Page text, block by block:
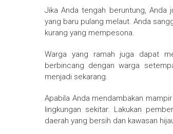
Jika Anda tengah beruntung, Anda
yang baru pulang melaut. Anda
kurang yang mempesona.
Warga yang ramah juga dapat
berbincang dengan warga
menjadi sekarang.
Apabila Anda mendambakan
lingkungan sekitar. Lakukan
daerah yang bersih dan kawasan